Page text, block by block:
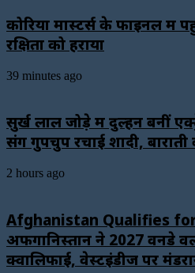
कोरिया मास्टर्स के फाइनल में
रक्षिता को हराया
39 minutes ago
सुर्ख लाल जोड़े में दुल्हन बनीं
संग गुपचुप रचाई शादी,
2 hours ago
Afghanistan Qualifies
अफगानिस्तान ने 2027 वनडे
क्वालिफाई, वेस्टइंडीज पर